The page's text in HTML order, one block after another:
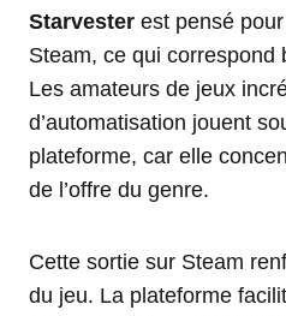
Starvester est pensé
Steam, ce qui correspond
Les amateurs de jeux
d’automatisation jouent
plateforme, car elle
de l’offre du genre.
Cette sortie sur Steam
du jeu. La plateforme